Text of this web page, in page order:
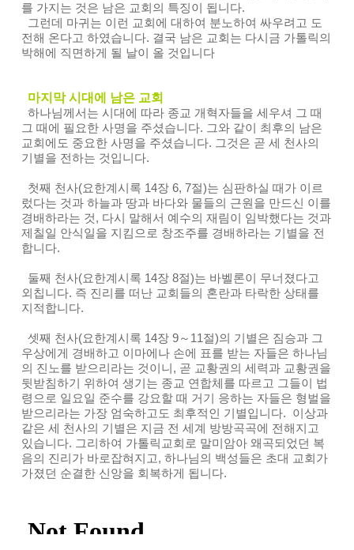
를 가지는 것은 남은 교회의 특징이 됩니다.
그런데 마귀는 이런 교회에 대하여 분노하여 싸우려고 도
전해 온다고 하였습니다. 결국 남은 교회는 다시금 가톨릭의
박해에 직면하게 될 날이 올 것입니다
마지막 시대에 남은 교회
하나님께서는 시대에 따라 종교 개혁자들을 세우셔 그 때
그 때에 필요한 사명을 주셨습니다. 그와 같이 최후의 남은
교회에도 중요한 사명을 주셨습니다. 그것은 곧 세 천사의
기별을 전하는 것입니다.
첫째 천사(요한계시록 14장 6, 7절)는 심판하실 때가 이르
렀다는 것과 하늘과 땅과 바다와 물들의 근원을 만드신 이를
경배하라는 것, 다시 말해서 예수의 재림이 임박했다는 것과
제칠일 안식일을 지킴으로 창조주를 경배하라는 기별을 전
합니다.
둘째 천사(요한계시록 14장 8절)는 바벨론이 무너졌다고
외칩니다. 즉 진리를 떠난 교회들의 혼란과 타락한 상태를
지적합니다.
셋째 천사(요한계시록 14장 9～11절)의 기별은 짐승과 그
우상에게 경배하고 이마에나 손에 표를 받는 자들은 하나님
의 진노를 받으리라는 것이니, 곧 교황권의 세력과 교황권을
뒷받침하기 위하여 생기는 종교 연합체를 따르고 그들이 법
령으로 일요일 준수를 강요할 때 거기 응하는 자들은 형벌을
받으리라는 가장 엄숙하고도 최후적인 기별입니다. 이상과
같은 세 천사의 기별은 지금 전 세계 방방곡곡에 전해지고
있습니다. 그리하여 가톨릭교회로 말미암아 왜곡되었던 복
음의 진리가 바로잡혀지고, 하나님의 백성들은 초대 교회가
가졌던 순결한 신앙을 회복하게 됩니다.